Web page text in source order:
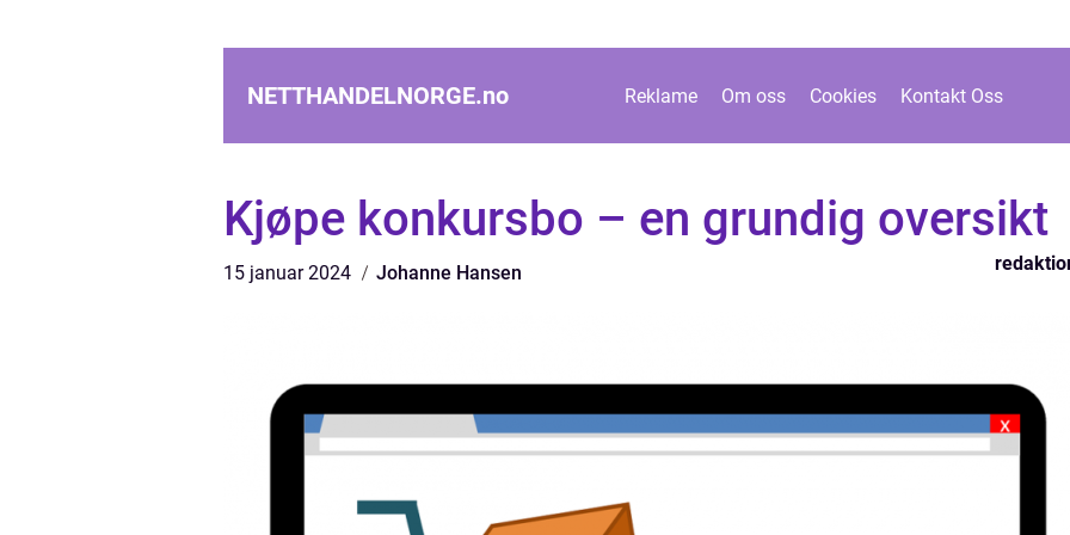
NETTHANDELNORGE.no Reklame Om oss Cookies Kontakt Oss
Kjøpe konkursbo – en grundig oversikt
15 januar 2024 Johanne Hansen